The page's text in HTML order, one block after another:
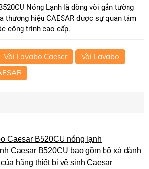
Nóng Lạnh là dòng vòi gắn tường
thương hiệu CAESAR được sự quan tâm
công trình cao cấp.
Vòi Lavabo Caesar
Vòi Lavabo
Caesar B520CU nóng lạnh
Caesar B520CU bao gồm bộ xả dành
hãng thiết bị vệ sinh Caesar